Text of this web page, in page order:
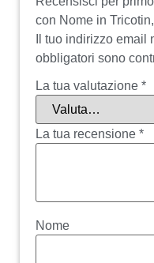
con Nome in
Il tuo indirizzo
obbligatori sono
La tua valutazione *
La tua recensione *
Nome